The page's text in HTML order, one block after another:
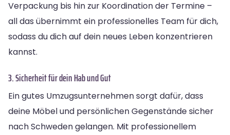
Verpackung bis hin zur Koordination der Termine –
all das übernimmt ein professionelles Team für dich,
sodass du dich auf dein neues Leben konzentrieren
kannst.
3. Sicherheit für dein Hab und Gut
Ein gutes Umzugsunternehmen sorgt dafür, dass
deine Möbel und persönlichen Gegenstände sicher
nach Schweden gelangen. Mit professionellem